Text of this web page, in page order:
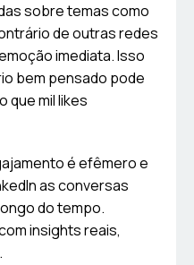
sobre temas como
de outras redes
imediata. Isso
bem pensado pode
que mil likes
é efêmero e
as conversas
do tempo.
insights reais,